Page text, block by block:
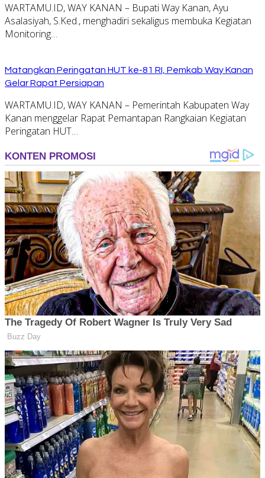
WARTAMU.ID, WAY KANAN – Bupati Way Kanan, Ayu
Asalasiyah, S.Ked., menghadiri sekaligus membuka Kegiatan
Monitoring…
Matangkan Peringatan HUT ke-81 RI, Pemkab Way Kanan
Gelar Rapat Persiapan
WARTAMU.ID, WAY KANAN – Pemerintah Kabupaten Way
Kanan menggelar Rapat Pemantapan Rangkaian Kegiatan
Peringatan HUT…